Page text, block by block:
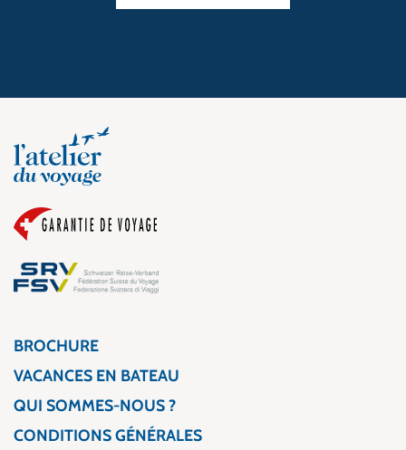
BROCHURE
VACANCES EN BATEAU
QUI SOMMES-NOUS ?
CONDITIONS GÉNÉRALES